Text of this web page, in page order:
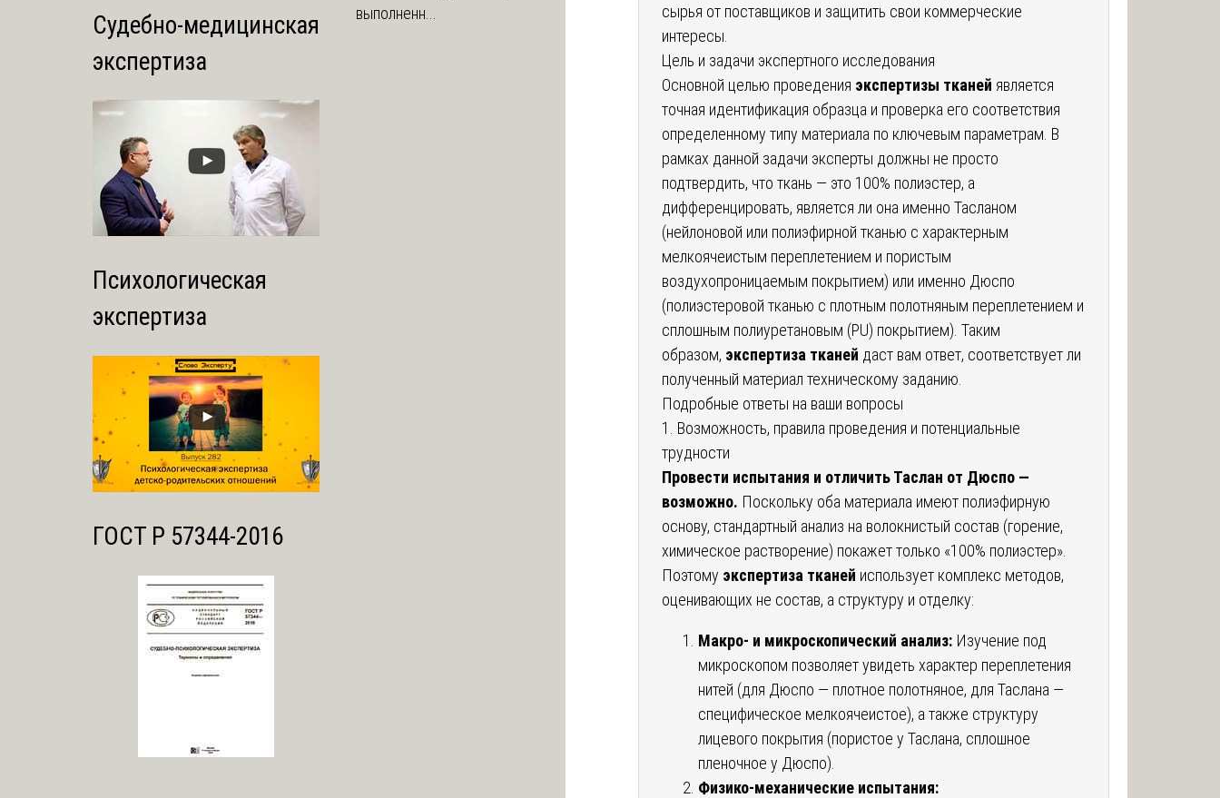
сырья от поставщиков и защитить свои коммерческие
интересы.
Цель и задачи экспертного исследования
Основной целью проведения экспертизы тканей является
точная идентификация образца и проверка его соответствия
определенному типу материала по ключевым параметрам. В
рамках данной задачи эксперты должны не просто
подтвердить, что ткань — это 100% полиэстер, а
дифференцировать, является ли она именно Тасланом
(нейлоновой или полиэфирной тканью с характерным
мелкоячеистым переплетением и пористым
воздухопроницаемым покрытием) или именно Дюспо
(полиэстеровой тканью с плотным полотняным переплетением и
сплошным полиуретановым (PU) покрытием). Таким
образом, экспертиза тканей даст вам ответ, соответствует ли
полученный материал техническому заданию.
Подробные ответы на ваши вопросы
1. Возможность, правила проведения и потенциальные
трудности
Провести испытания и отличить Таслан от Дюспо —
возможно. Поскольку оба материала имеют полиэфирную
основу, стандартный анализ на волокнистый состав (горение,
химическое растворение) покажет только «100% полиэстер».
Поэтому экспертиза тканей использует комплекс методов,
оценивающих не состав, а структуру и отделку:
Макро- и микроскопический анализ: Изучение под
микроскопом позволяет увидеть характер переплетения
нитей (для Дюспо — плотное полотняное, для Таслана —
специфическое мелкоячеистое), а также структуру
лицевого покрытия (пористое у Таслана, сплошное
пленочное у Дюспо).
Физико-механические испытания:
Судебно-медицинская
экспертиза
Психологическая
экспертиза
ГОСТ Р 57344-2016
выполненн...